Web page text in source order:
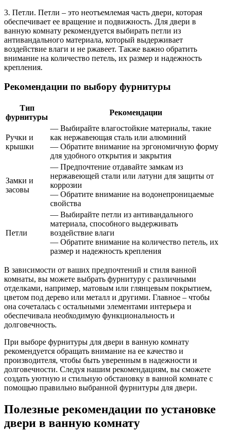
3. Петли. Петли – это неотъемлемая часть двери, которая
обеспечивает ее вращение и подвижность. Для двери в
ванную комнату рекомендуется выбирать петли из
антивандального материала, который выдерживает
воздействие влаги и не ржавеет. Также важно обратить
внимание на количество петель, их размер и надежность
крепления.
Рекомендации по выбору фурнитуры
Тип
фурнитуры
Рекомендации
Ручки и
крышки
— Выбирайте влагостойкие материалы, такие
как нержавеющая сталь или алюминий
— Обратите внимание на эргономичную форму
для удобного открытия и закрытия
Замки и
засовы
— Предпочтение отдавайте замкам из
нержавеющей стали или латуни для защиты от
коррозии
— Обратите внимание на водонепроницаемые
свойства
Петли
— Выбирайте петли из антивандального
материала, способного выдерживать
воздействие влаги
— Обратите внимание на количество петель, их
размер и надежность крепления
В зависимости от ваших предпочтений и стиля ванной
комнаты, вы можете выбрать фурнитуру с различными
отделками, например, матовым или глянцевым покрытием,
цветом под дерево или металл и другими. Главное – чтобы
она сочеталась с остальными элементами интерьера и
обеспечивала необходимую функциональность и
долговечность.
При выборе фурнитуры для двери в ванную комнату
рекомендуется обращать внимание на ее качество и
производителя, чтобы быть уверенным в надежности и
долговечности. Следуя нашим рекомендациям, вы сможете
создать уютную и стильную обстановку в ванной комнате с
помощью правильно выбранной фурнитуры для двери.
Полезные рекомендации по установке
двери в ванную комнату